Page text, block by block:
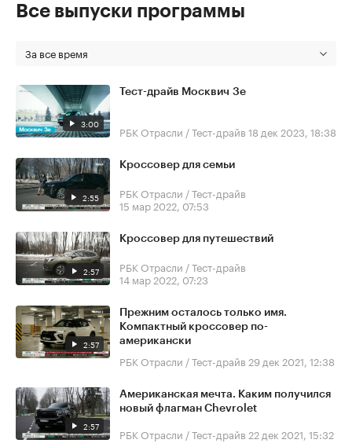
Все выпуски программы
За все время
3:00
Тест-драйв Москвич 3е
РБК Отрасли / Тест-драйв 18 дек 2023, 18:38
2:55
Кроссовер для семьи
РБК Отрасли / Тест-драйв
15 мар 2022, 07:53
2:57
Кроссовер для путешествий
РБК Отрасли / Тест-драйв
14 мар 2022, 07:23
2:57
Прежним осталось только имя.
Компактный кроссовер по-
американски
РБК Отрасли / Тест-драйв 29 дек 2021, 12:38
2:57
Американская мечта. Каким получился
новый флагман Chevrolet
РБК Отрасли / Тест-драйв 22 дек 2021, 15:32